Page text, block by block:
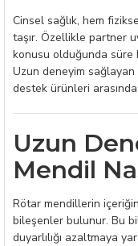
Cinsel sağlık, hem
taşır. Özellikle partner
konusu olduğunda
Uzun deneyim
destek ürünleri arasında
Uzun
Mendil
Rötar mendillerin
bileşenler bulunur. Bu
duyarlılığı azaltmaya